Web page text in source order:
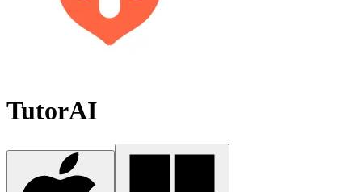
TutorAI